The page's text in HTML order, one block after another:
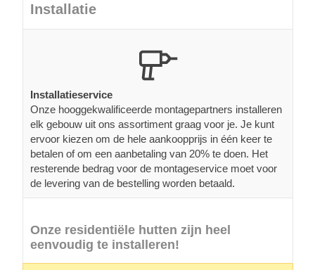
Installatie
Installatieservice
Onze hooggekwalificeerde montagepartners installeren
elk gebouw uit ons assortiment graag voor je. Je kunt
ervoor kiezen om de hele aankoopprijs in één keer te
betalen of om een aanbetaling van 20% te doen. Het
resterende bedrag voor de montageservice moet voor
de levering van de bestelling worden betaald.
Onze residentiële hutten zijn heel
eenvoudig te installeren!